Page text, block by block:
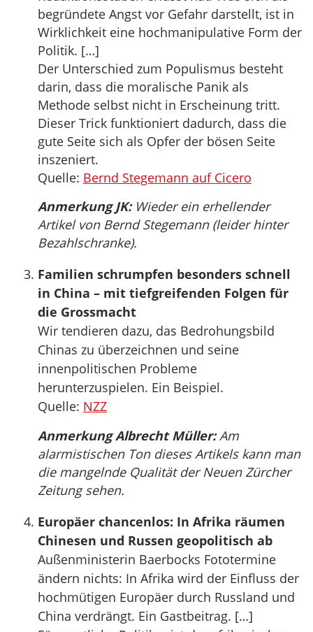
begründete Angst vor Gefahr darstellt, ist in
Wirklichkeit eine hochmanipulative Form der
Politik. […]
Der Unterschied zum Populismus besteht
darin, dass die moralische Panik als
Methode selbst nicht in Erscheinung tritt.
Dieser Trick funktioniert dadurch, dass die
gute Seite sich als Opfer der bösen Seite
inszeniert.
Quelle: Bernd Stegemann auf Cicero
Anmerkung JK:Wieder ein erhellender
Artikel von Bernd Stegemann (leider hinter
Bezahlschranke).
Familien schrumpfen besonders schnell
in China – mit tiefgreifenden Folgen für
die Grossmacht
Wir tendieren dazu, das Bedrohungsbild
Chinas zu überzeichnen und seine
innenpolitischen Probleme
herunterzuspielen. Ein Beispiel.
Quelle: NZZ
Anmerkung Albrecht Müller:Am
alarmistischen Ton dieses Artikels kann man
die mangelnde Qualität der Neuen Zürcher
Zeitung sehen.
Europäer chancenlos: In Afrika räumen
Chinesen und Russen geopolitisch ab
Außenministerin Baerbocks Fototermine
ändern nichts: In Afrika wird der Einfluss der
hochmütigen Europäer durch Russland und
China verdrängt. Ein Gastbeitrag. […]